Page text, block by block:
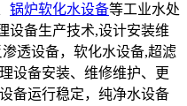
锅炉软化水设备等工业水处
设备生产技术,设计安装维
透设备，软化水设备,超滤
设备安装、维修维护、更
备运行稳定，纯净水设备